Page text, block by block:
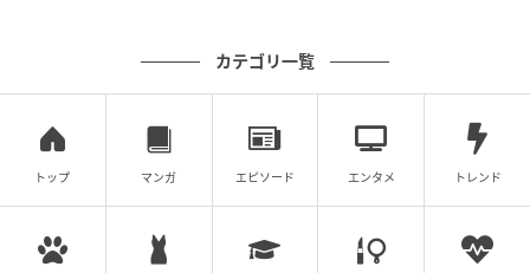
カテゴリ一覧
トップ マンガ エピソード エンタメ トレンド